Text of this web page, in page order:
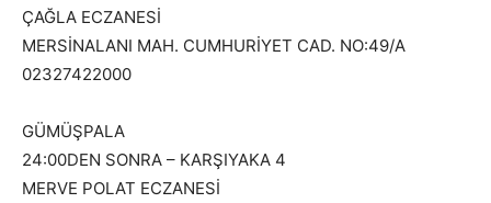
ÇAĞLA ECZANESİ
MERSİNALANI MAH. CUMHURİYET CAD. NO:49/A
02327422000
GÜMÜŞPALA
24:00DEN SONRA – KARŞIYAKA 4
MERVE POLAT ECZANESİ